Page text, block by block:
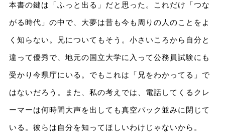
本書の鍵は「ふっと出る」だと思った。これだけ「つな
がる時代」の中で、大夢は昔も今も周りの人のことをよ
く知らない。兄についてもそう。小さいころから自分と
違って優秀で、地元の国立大学に入って公務員試験にも
受かり今県庁にいる。でもこれは「兄をわかってる」で
はないだろう。また、私の考えでは、電話してくるクレ
ーマーは何時間大声を出しても真空パック並みに閉じて
いる。彼らは自分を知ってほしいわけじゃないから。